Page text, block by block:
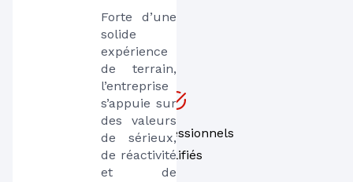
Forte d’une
solide
expérience
de terrain,
l’entreprise
s’appuie sur
des valeurs
de sérieux,
de réactivité
et de
Des professionnels
qualifiés